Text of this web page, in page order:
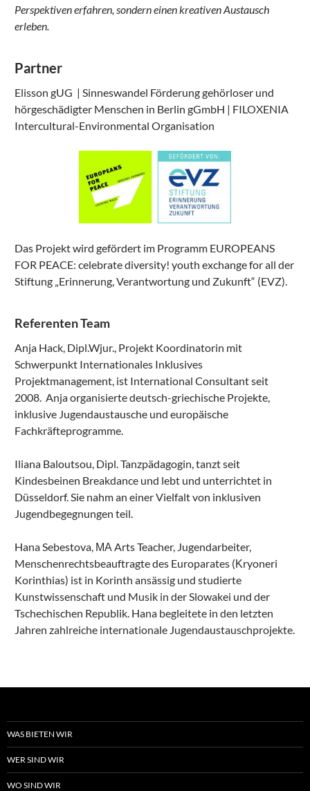
Perspektiven erfahren, sondern einen kreativen Austausch
erleben.
Partner
Elisson gUG | Sinneswandel Förderung gehörloser und
hörgeschädigter Menschen in Berlin gGmbH | FILOXENIA
Intercultural-Environmental Organisation
Das Projekt wird gefördert im Programm EUROPEANS
FOR PEACE: celebrate diversity! youth exchange for all der
Stiftung „Erinnerung, Verantwortung und Zukunft“ (EVZ).
Referenten Team
Anja Hack, Dipl.Wjur., Projekt Koordinatorin mit
Schwerpunkt Internationales Inklusives
Projektmanagement, ist International Consultant seit
2008. Anja organisierte deutsch-griechische Projekte,
inklusive Jugendaustausche und europäische
Fachkräfteprogramme.
Iliana Baloutsou, Dipl. Tanzpädagogin, tanzt seit
Kindesbeinen Breakdance und lebt und unterrichtet in
Düsseldorf. Sie nahm an einer Vielfalt von inklusiven
Jugendbegegnungen teil.
Hana Sebestova, ΜΑ Arts Teacher, Jugendarbeiter,
Menschenrechtsbeauftragte des Europarates (Κryoneri
Korinthias) ist in Korinth ansässig und studierte
Kunstwissenschaft und Musik in der Slowakei und der
Tschechischen Republik. Hana begleitete in den letzten
Jahren zahlreiche internationale Jugendaustauschprojekte.
WAS BIETEN WIR
WER SIND WIR
WO SIND WIR